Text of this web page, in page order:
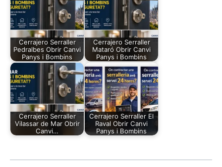
Cerrajero Serraller
Pedralbes Obrir Canvi
Panys i Bombins
Cerrajero Serraller
Mataró Obrir Canvi
Panys i Bombins
Cerrajero Serraller
Vilassar de Mar Obrir
Canvi…
Cerrajero Serraller El
Raval Obrir Canvi
Panys i Bombins